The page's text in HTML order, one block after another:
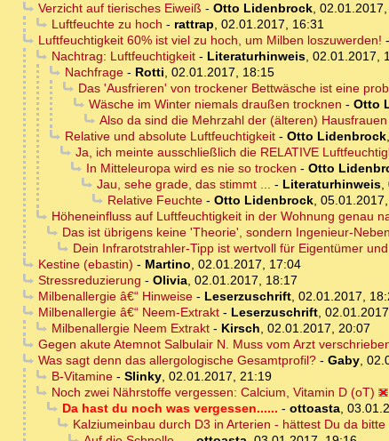
Verzicht auf tierisches Eiweiß - Otto Lidenbrock,
Luftfeuchte zu hoch - rattrap, 02.01.2017, 16:31
Luftfeuchtigkeit 60% ist viel zu hoch, um Milben loszuwerden! -
Nachtrag: Luftfeuchtigkeit- Literaturhinweis, 02.01.2017,
Nachfrage- Rotti, 02.01.2017, 18:15
Das 'Ausfrieren' von trockener Bettwäsche ist eine
Wäsche im Winter niemals draußen trocknen - Otto
Also da sind die Mehrzahl der (älteren)
Relative und absolute Luftfeuchtigkeit- Otto Lidenbrock,
Ja, ich meinte ausschließlich die RELATIVE
In Mitteleuropa wird es nie so trocken - Otto
Jau, sehe grade, das stimmt ... - Literaturhinweis,
Relative Feuchte- Otto Lidenbrock,
Höheneinfluss auf Luftfeuchtigkeit in der Wohnung genau
Das ist übrigens keine 'Theorie', sondern Ingenieur-
Dein Infrarotstrahler-Tipp ist wertvoll für Eigentümer
Kestine (ebastin) - Martino, 02.01.2017, 17:04
Stressreduzierung - Olivia, 02.01.2017, 18:17
Milbenallergie â€“ Hinweise- Leserzuschrift, 02.01.2017,
Milbenallergie â€“ Neem-Extrakt- Leserzuschrift,
Milbenallergie Neem Extrakt- Kirsch, 02.01.2017, 20:07
Gegen akute Atemnot Salbulair N. Muss vom Arzt
Was sagt denn das allergologische Gesamtprofil?- Gaby,
B-Vitamine- Slinky, 02.01.2017, 21:19
Noch zwei Nährstoffe vergessen: Calcium, Vitamin D (oT)
Da hast du noch was vergessen...... - ottoasta,
Kalziumeinbau durch D3 in Arterien - hättest Du da